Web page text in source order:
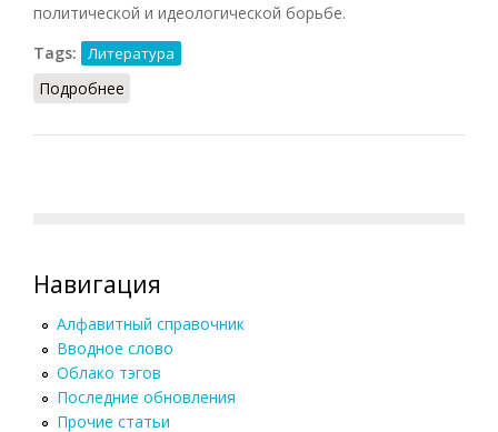
политической и идеологической борьбе.
Tags:
Литература
Подробнее
Навигация
Алфавитный справочник
Вводное слово
Облако тэгов
Последние обновления
Прочие статьи